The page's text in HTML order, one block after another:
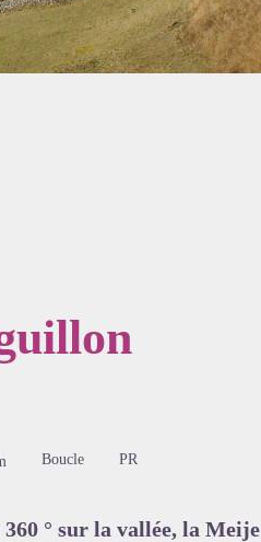
Boucle PR
° sur la vallée, la Meije